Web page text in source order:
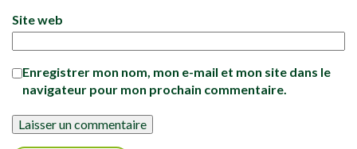
Site web
Enregistrer mon nom, mon e-mail et mon site dans le
navigateur pour mon prochain commentaire.